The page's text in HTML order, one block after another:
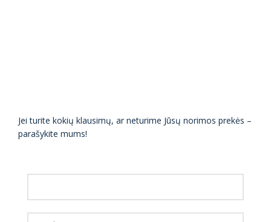
Jei turite kokių klausimų, ar neturime Jūsų norimos prekės –
parašykite mums!